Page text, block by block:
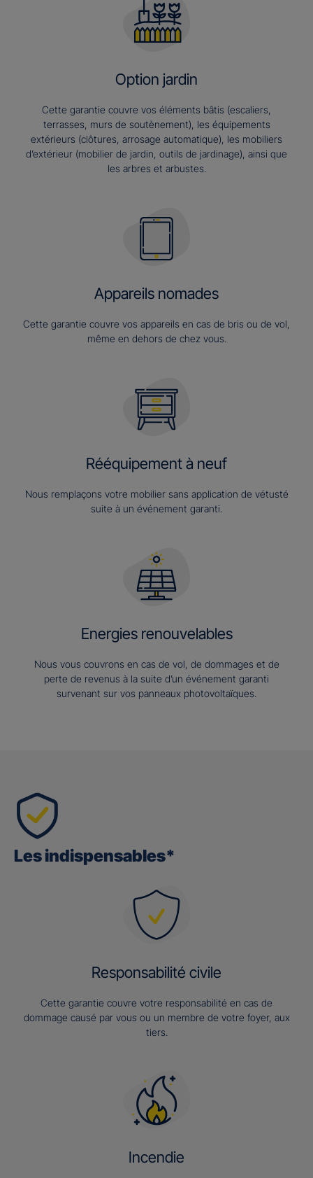
Option jardin
Cette garantie couvre vos éléments bâtis (escaliers,
terrasses, murs de soutènement), les équipements
extérieurs (clôtures, arrosage automatique), les mobiliers
d’extérieur (mobilier de jardin, outils de jardinage), ainsi que
les arbres et arbustes.
Appareils nomades
Cette garantie couvre vos appareils en cas de bris ou de vol,
même en dehors de chez vous.
Rééquipement à neuf
Nous remplaçons votre mobilier sans application de vétusté
suite à un événement garanti.
Energies renouvelables
Nous vous couvrons en cas de vol, de dommages et de
perte de revenus à la suite d’un événement garanti
survenant sur vos panneaux photovoltaïques.
Les indispensables*
Responsabilité civile
Cette garantie couvre votre responsabilité en cas de
dommage causé par vous ou un membre de votre foyer, aux
tiers.
Incendie